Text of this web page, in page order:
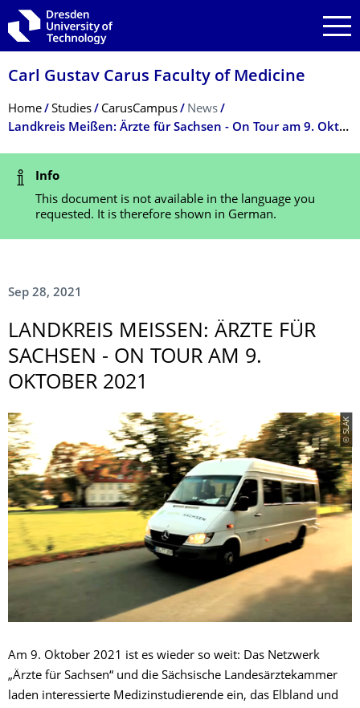
Skip to main navigation
Skip to search
Skip to content
Carl Gustav Carus Faculty of Medicine
Breadcrumb Menu
Home Studies CarusCampus
News
Landkreis Meißen: Ärzte für Sachsen - On Tour am 9. Oktober 2021
Status Message
Info
This document is not available in the language you
requested. It is therefore shown in German.
Sep 28, 2021
LANDKREIS MEISSEN: ÄRZTE FÜR S
ACHSEN - ON TOUR AM 9. O
KTOBER 2021
© SLÄK
Am 9. Oktober 2021 ist es wieder so weit: Das Netzwerk
„Ärzte für Sachsen“ und die Sächsische Landesärztekammer
laden interessierte Medizinstudierende ein, das Elbland und